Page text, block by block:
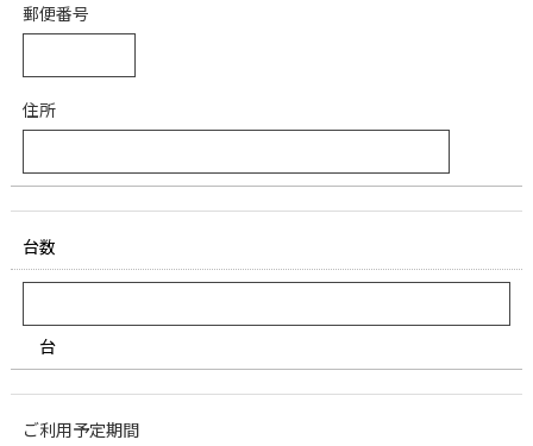
郵便番号
住所
台数
台
ご利用予定期間